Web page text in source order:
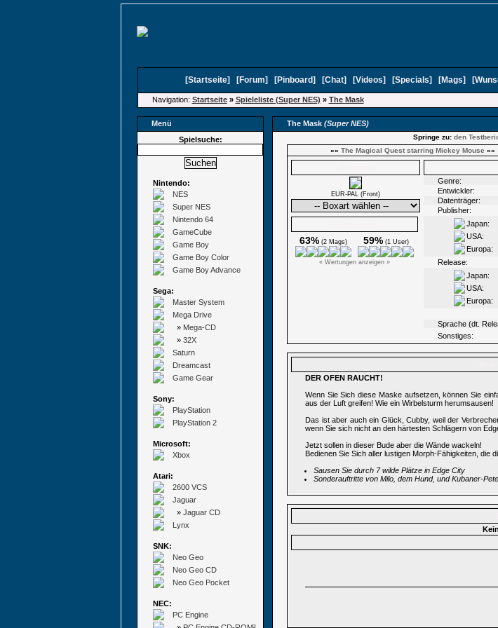
[Startseite] [Forum] [Pinboard] [Chat] [Videos] [Specials] [Mags] [
Navigation: Startseite» Spieleliste (Super NES) » The Mask
Menü The Mask (Super NES)
Spielsuche:
Nintendo:
NES
Super NES
Nintendo 64
GameCube
Game Boy
Game Boy Color
Game Boy Advance
Sega:
Master System
Mega Drive
» Mega-CD
» 32X
Saturn
Dreamcast
Game Gear
Sony:
PlayStation
PlayStation 2
Microsoft:
Xbox
Atari:
2600 VCS
Jaguar
» Jaguar CD
Lynx
SNK:
Neo Geo
Neo Geo CD
Neo Geo Pocket
NEC:
PC Engine
Springe zu: den
«« The Magical Quest starring Mickey Mouse ««
EUR-PAL (Front)
63% (2 Mags) 59% (1 User)
« Wertungen anzeigen »
Genre:
Entwickler:
Datenträger:
Publisher:
Japan:
USA:
Europa:
Release:
Japan:
USA:
Europa:
Sprache (dt.
Sonstiges:
DER OFEN RAUCHT!
Wenn Sie Sich diese Maske aufsetzen, können Sie
aus der Luft greifen! Wie ein Wirbelsturm herumsausen!
Das ist aber auch ein Glück, Cubby, weil der
wenn Sie sich nicht an den härtesten Schlägern von
Jetzt sollen in dieser Bude aber die Wände wackeln!
Bedienen Sie Sich aller lustigen Morph-Fähigkeiten, die
Sausen Sie durch 7 wilde Plätze in Edge City
Sonderauftritte von Milo, dem Hund, und Kubaner-Pete